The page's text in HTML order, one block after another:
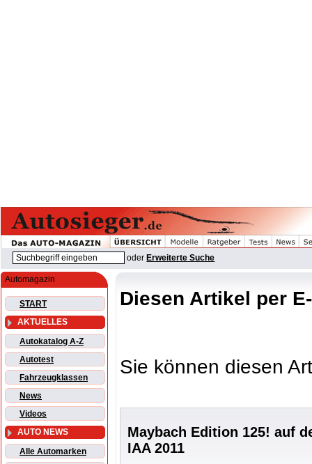
oder Erweiterte Suche
Automagazin
START
AKTUELLES
Autokatalog A-Z
Autotest
Fahrzeugklassen
News
Videos
AUTO NEWS
Alle Automarken
Diesen Artikel per
Sie können diesen
Maybach Edition 125! auf
IAA 2011